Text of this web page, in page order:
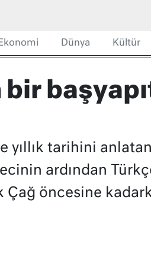
Ekonomi Dünya Kültür
bir
yıllık tarihini
ardından
Çağ öncesine